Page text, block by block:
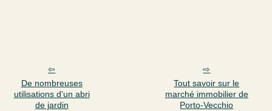
De nombreuses
utilisations d'un abri
de jardin
Tout savoir sur le
marché immobilier de
Porto-Vecchio